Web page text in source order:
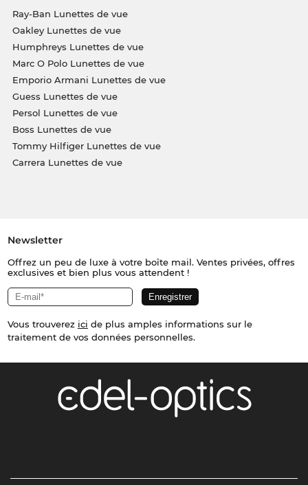
Ray-Ban Lunettes de vue
Oakley Lunettes de vue
Humphreys Lunettes de vue
Marc O Polo Lunettes de vue
Emporio Armani Lunettes de vue
Guess Lunettes de vue
Persol Lunettes de vue
Boss Lunettes de vue
Tommy Hilfiger Lunettes de vue
Carrera Lunettes de vue
Newsletter
Offrez un peu de luxe à votre boîte mail. Ventes privées, offres
exclusives et bien plus vous attendent !
Vous trouverez ici de plus amples informations sur le
traitement de vos données personnelles.